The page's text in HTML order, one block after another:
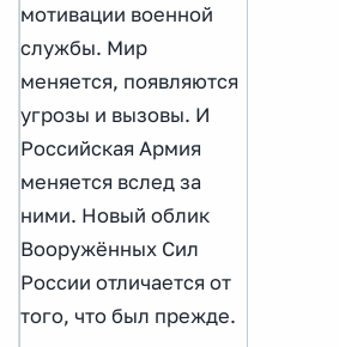
мотивации военной
службы. Мир
меняется, появляются
угрозы и вызовы. И
Российская Армия
меняется вслед за
ними. Новый облик
Вооружённых Сил
России отличается от
того, что был прежде.